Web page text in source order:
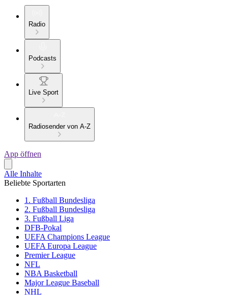
Radio
Podcasts
Live Sport
Radiosender von A-Z
App öffnen
Alle Inhalte
Beliebte Sportarten
1. Fußball Bundesliga
2. Fußball Bundesliga
3. Fußball Liga
DFB-Pokal
UEFA Champions League
UEFA Europa League
Premier League
NFL
NBA Basketball
Major League Baseball
NHL